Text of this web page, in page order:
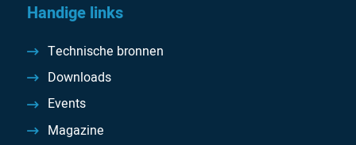
Handige links
Technische bronnen
Downloads
Events
Magazine